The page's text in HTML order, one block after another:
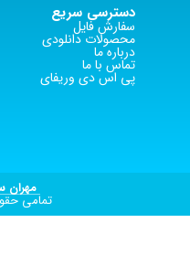
دسترسی سریع
سفارش فایل
محصولات دانلودی
درباره ما
تماس با ما
پی اس دی وریفای
مهران
تمامی